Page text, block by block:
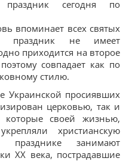
праздник сегодня по
впоминает всех святых
праздник не имеет
приходится на второе
совпадает как по
стилю.
Украинской просиявших
церковью, так и
которые своей жизнью,
христианскую
занимают
XX века, пострадавшие